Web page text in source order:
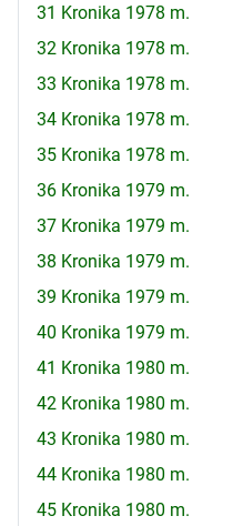
31 Kronika 1978 m.
32 Kronika 1978 m.
33 Kronika 1978 m.
34 Kronika 1978 m.
35 Kronika 1978 m.
36 Kronika 1979 m.
37 Kronika 1979 m.
38 Kronika 1979 m.
39 Kronika 1979 m.
40 Kronika 1979 m.
41 Kronika 1980 m.
42 Kronika 1980 m.
43 Kronika 1980 m.
44 Kronika 1980 m.
45 Kronika 1980 m.